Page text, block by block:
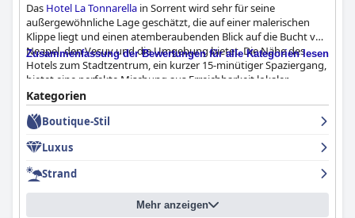
Das Hotel La Tonnarella in Sorrent wird sehr für seine
außergewöhnliche Lage geschätzt, die auf einer malerischen
Klippe liegt und einen atemberaubenden Blick auf die Bucht von
Neapel, den Vesuv und die Umgebung bietet. Die Nähe des
Hotels zum Stadtzentrum, ein kurzer 15-minütiger Spaziergang,
bietet eine perfekte Mischung aus Erreichbarkeit lokaler
Attraktionen und einer ruhigen Zuflucht vor Touristenzonen.
Gäste heben häufig den Charme, die Ruhe und die klassische
Eleganz des Hotels hervor, die durch den malerischen
Atmosphäre, Panoramareiz und exzellentem Service hinterlässt
einen bleibenden Eindruck und macht es zu einem
empfehlenswerten Ziel, um die Schönheit von Sorrent zu
erleben.
Zusammenfassung der Bewertungen für alle Kategorien lesen
Kategorien
Boutique-Stil
Luxus
Strand
Mehr anzeigen